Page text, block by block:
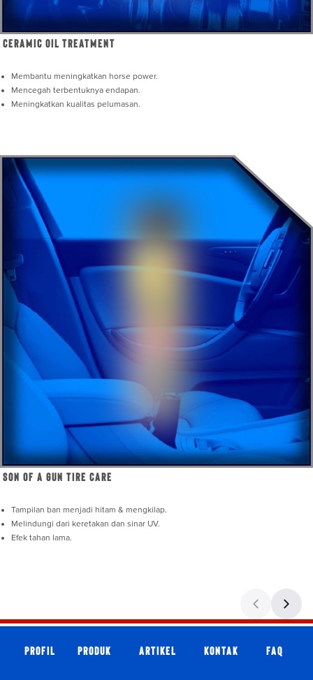
Ceramic Oil Treatment
Membantu meningkatkan horse power.
Mencegah terbentuknya endapan.
Meningkatkan kualitas pelumasan.
Son of A Gun Tire Care
Tampilan ban menjadi hitam & mengkilap.
Melindungi dari keretakan dan sinar UV.
Efek tahan lama.
Profil Produk Artikel Kontak faq